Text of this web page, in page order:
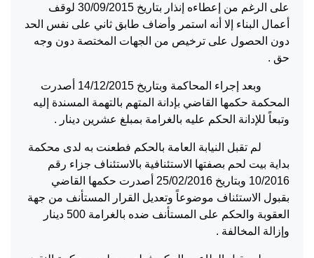
على الرغم من إعطاءه إنذار بتاريخ 30/09/2015 لوقف
أعمال البناء إلا أنه استمر وأضاف طابق ثاني على نفس الحد
دون الحصول على ترخيص من الجهات المختصة دون وجه
حق .
وبعد إجراء المحاكمة وبتاريخ 14/12/2015 أصدرت
المحكمة حكمها القاضي بإدانة المتهم بالتهمة المسندة إليه
وتبعاً للإدانة الحكم عليه بالغرامة بمبلغ عشرين دينار .
لم تقبل النيابة العامة بالحكم فطعنت به لدى محكمة
بداية بيت لحم بصفتها الاستئنافية بالاستئناف جزاء رقم
10/2016 وبتاريخ 25/02/2016 أصدرت حكمها القاضي
بقبول الاستئناف موضوعاً وتعديل القرار المستأنف من جهة
العقوبة والحكم على المستأنف ضده بالغرامة 500 دينار
وإزالة المخالفة .